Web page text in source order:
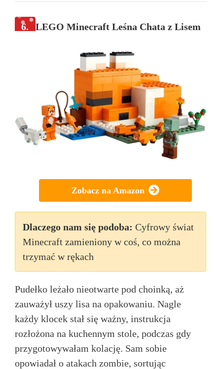
6. LEGO Minecraft Leśna Chata z Lisem
Zobacz na Amazon
Dlaczego nam się podoba: Cyfrowy świat
Minecraft zamieniony w coś, co można
trzymać w rękach
Pudełko leżało nieotwarte pod choinką, aż
zauważył uszy lisa na opakowaniu. Nagle
każdy klocek stał się ważny, instrukcja
rozłożona na kuchennym stole, podczas gdy
przygotowywałam kolację. Sam sobie
opowiadał o atakach zombie, sortując